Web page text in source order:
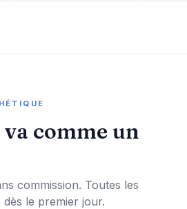
comme un
commission. Toutes les
le premier jour.